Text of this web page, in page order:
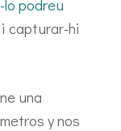
podreu
capturar-hi
una
y nos